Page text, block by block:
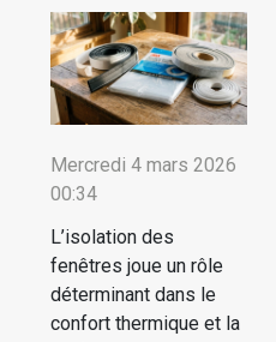
Mercredi 4 mars 2026
00:34
L’isolation des
fenêtres joue un rôle
déterminant dans le
confort thermique et la